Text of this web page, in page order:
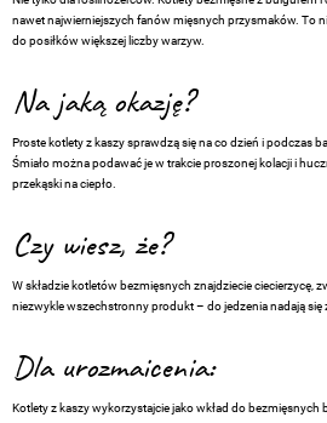
nawet najwierniejszych fanów mięsnych przysmaków. To
do posiłków większej liczby warzyw.
Na jaką okazję?
Proste kotlety z kaszy sprawdzą się na co dzień i podczas
Śmiało można podawać je w trakcie proszonej kolacji i
przekąski na ciepło.
Czy wiesz, że?
W składzie kotletów bezmięsnych znajdziecie ciecierzycę,
niezwykle wszechstronny produkt – do jedzenia nadają się
Dla urozmaicenia:
Kotlety z kaszy wykorzystajcie jako wkład do bezmięsnych